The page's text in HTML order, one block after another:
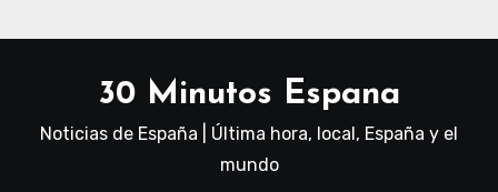
30 Minutos Espana
Noticias de España | Última hora, local, España y el
mundo